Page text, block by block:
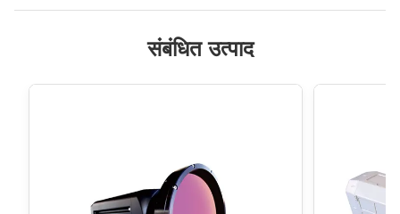
संबंधित उत्पाद